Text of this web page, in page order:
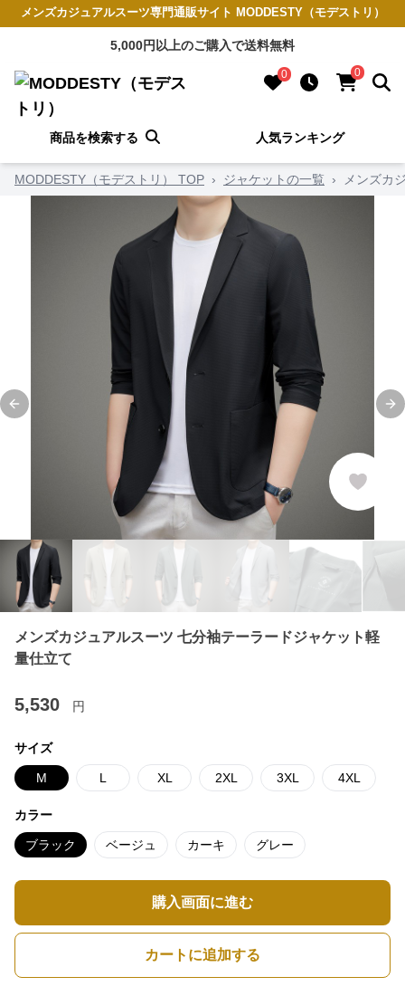
メンズカジュアルスーツ専門通販サイト MODDESTY（モデストリ）
5,000円以上のご購入で送料無料
0 0
商品を検索する 人気ランキング
MODDESTY（モデストリ） TOP › ジャケットの一覧 › メンズカ
Previous slide
メンズカジュアルスーツ 七分袖テーラードジャケット軽
量仕立て
5,530 円
サイズ
M L XL 2XL 3XL 4XL
カラー
ブラック ベージュ カーキ グレー
購入画面に進む
カートに追加する